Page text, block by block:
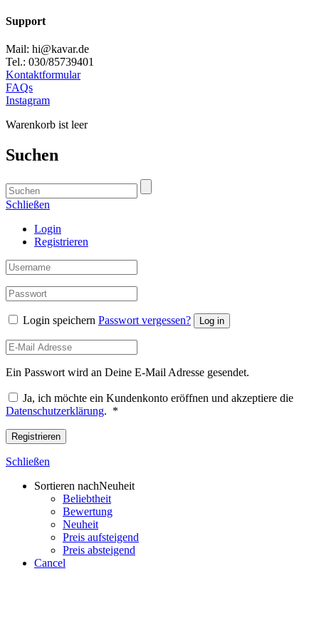
Support
Mail: hi@kavar.de
Tel.: 030/85739401
Kontaktformular
FAQs
Instagram
Warenkorb ist leer
Suchen
Schließen
Login
Registrieren
Login speichern Passwort vergessen? Log in
Ein Passwort wird an Deine E-Mail Adresse gesendet.
Ja, ich möchte ein Kundenkonto eröffnen und akzeptiere die
Datenschutzerklärung. *
Registrieren
Schließen
Sortieren nachNeuheit
Beliebtheit
Bewertung
Neuheit
Preis aufsteigend
Preis absteigend
Cancel